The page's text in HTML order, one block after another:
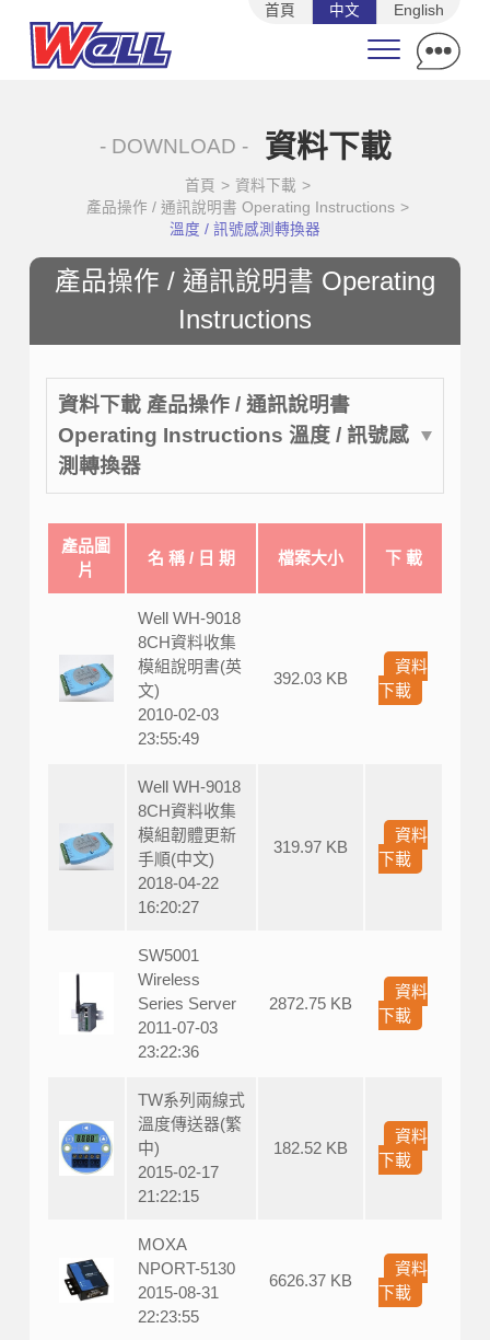
首頁 中文 English
- DOWNLOAD - 資料下載
首頁 > 資料下載 >
產品操作 / 通訊說明書 Operating Instructions >
溫度 / 訊號感測轉換器
產品操作 / 通訊說明書 Operating
Instructions
資料下載 產品操作 / 通訊說明書
Operating Instructions 溫度 / 訊號感
測轉換器
產品圖
片
名 稱 / 日 期 檔案大小 下 載
Well WH-9018
8CH資料收集
模組說明書(英
文)
2010-02-03
23:55:49
392.03 KB
資料
下載
Well WH-9018
8CH資料收集
模組韌體更新
手順(中文)
2018-04-22
16:20:27
319.97 KB
資料
下載
SW5001
Wireless
Series Server
2011-07-03
23:22:36
2872.75 KB
資料
下載
TW系列兩線式
溫度傳送器(繁
中)
2015-02-17
21:22:15
182.52 KB
資料
下載
MOXA
NPORT-5130
2015-08-31
22:23:55
6626.37 KB
資料
下載